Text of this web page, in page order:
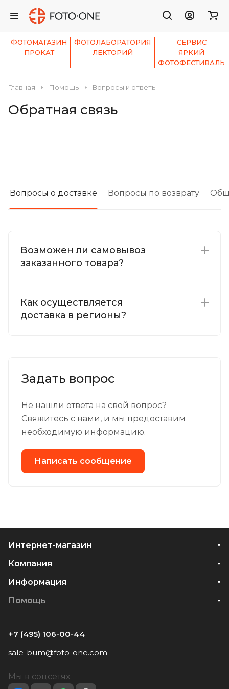
ФОТОМАГАЗИН ФОТОЛАБОРАТОРИЯ
СЕРВИС
ПРОКАТ
ЛЕКТОРИЙ
ЯРКИЙ
ФОТОФЕСТИВАЛЬ
Главная Помощь Вопросы и ответы
Обратная связь
Вопросы о доставке Вопросы по возврату
Возможен ли самовывоз
заказанного товара?
Как осуществляется
доставка в регионы?
Задать вопрос
Не нашли ответа на свой вопрос?
Свяжитесь с нами, и мы предоставим
необходимую информацию.
Написать сообщение
Интернет-магазин
Компания
Информация
Помощь
+7 (495) 106-00-44
sale-bum@foto-one.com
Мы в соцсетях